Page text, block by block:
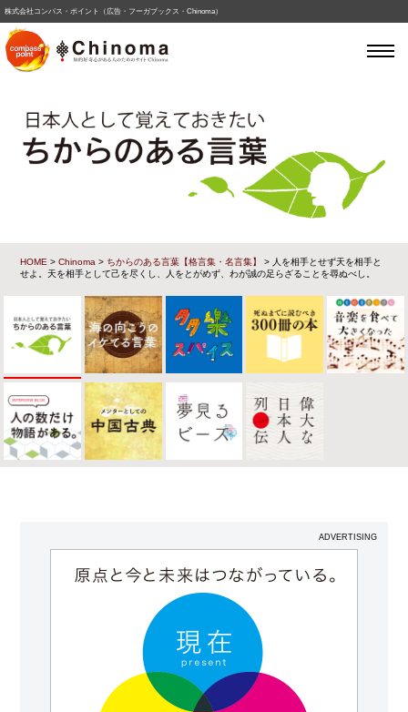
株式会社コンパス・ポイント（広告・フーガブックス・Chinoma）
HOME >Chinoma > ちからのある言葉【格言集・名言集】
> 人を相手とせず天を相手と
せよ。天を相手として己を尽くし、人をとがめず、わが誠の足らざることを尋ぬべし。
ADVERTISING